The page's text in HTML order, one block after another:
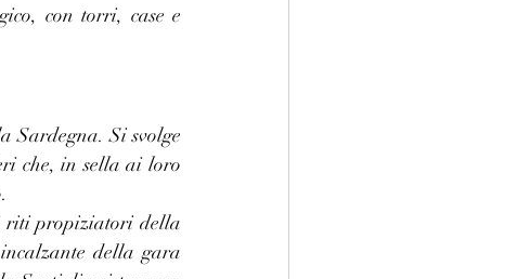
con torri, case e
Sardegna. Si svolge
che, in sella ai loro
riti propiziatori della
della gara